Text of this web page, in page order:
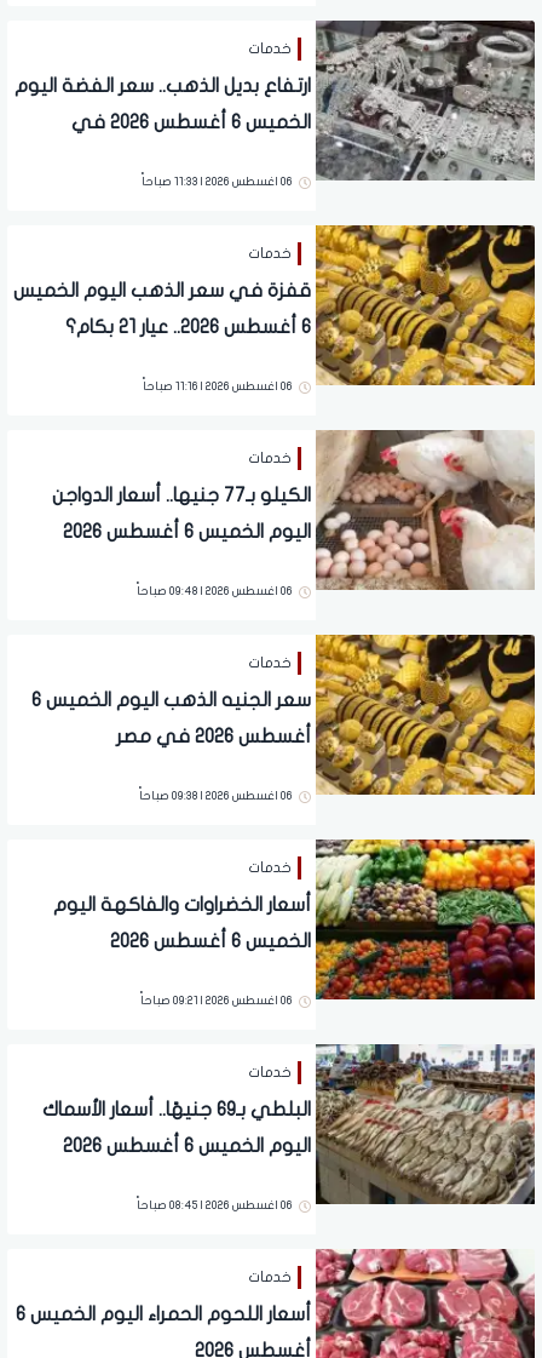
خدمات
ارتفاع بديل الذهب.. سعر الفضة اليوم
الخميس 6 أغسطس 2026 في
06 اغسطس 2026 | 11:33 صباحاً
خدمات
قفزة في سعر الذهب اليوم الخميس
6 أغسطس 2026.. عيار 21 بكام؟
06 اغسطس 2026 | 11:16 صباحاً
خدمات
الكيلو بـ77 جنيها.. أسعار الدواجن
اليوم الخميس 6 أغسطس 2026
06 اغسطس 2026 | 09:48 صباحاً
خدمات
سعر الجنيه الذهب اليوم الخميس 6
أغسطس 2026 في مصر
06 اغسطس 2026 | 09:38 صباحاً
خدمات
أسعار الخضراوات والفاكهة اليوم
الخميس 6 أغسطس 2026
06 اغسطس 2026 | 09:21 صباحاً
خدمات
البلطي بـ69 جنيهًا.. أسعار الأسماك
اليوم الخميس 6 أغسطس 2026
06 اغسطس 2026 | 08:45 صباحاً
خدمات
أسعار اللحوم الحمراء اليوم الخميس 6
أغسطس 2026